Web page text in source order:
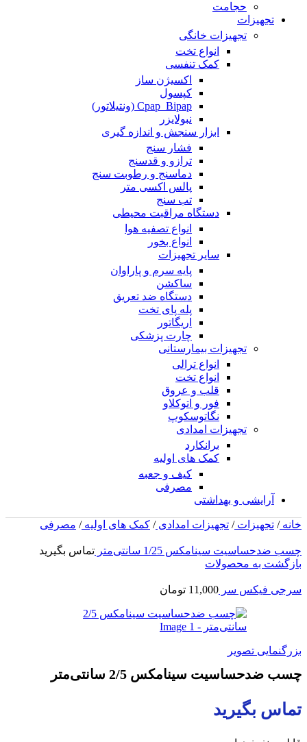
حجامت
تجهیزات
تجهیزات خانگی
انواع تخت
کمک تنفسی
اکسیژن ساز
کپسول
Cpap_Bipap (ونتیلاتور)
نبولایزر
ابزار سنجش و اندازه گیری
فشار سنج
ترازو و قدسنج
دماسنج و رطوبت سنج
پالس اکسی متر
تب سنج
دستگاه مراقبت محیطی
انواع تصفیه هوا
انواع بخور
سایر تجهیزات
پایه سرم و پاراوان
ساکشن
دستگاه ضد تعریق
پله پای تخت
اریگاتور
چارت پزشکی
تجهیزات بیمارستانی
انواع ترالی
انواع تخت
قلب و عروق
فور و اتوکلاو
نگاتوسکوپ
تجهیزات امدادی
برانکارد
کمک های اولیه
کیف و جعبه
مصرفی
آرایشی و بهداشتی
خانه/ تجهیزات/ تجهیزات امدادی/ کمک های اولیه/ مصرفی
چسب ضدحساسیت سینامکس 1/25 سانتی‌متر
تماس بگیرید
بازگشت به محصولات
سرجی فیکس سر 11,000 تومان
بزرگنمایی تصویر
چسب ضدحساسیت سینامکس 2/5 سانتی‌متر
تماس بگیرید